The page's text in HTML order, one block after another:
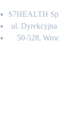
S7HEALTH
ul. Dyrekcyjna
50-528,